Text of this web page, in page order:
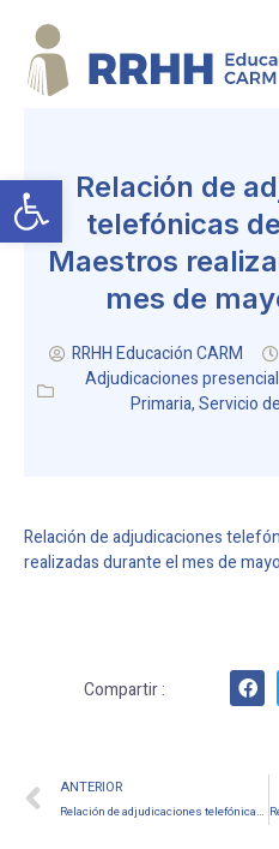
Abrir barra de
Relación de
telefónicas
Maestros
mes de
RRHH Educación CARM
Adjudicaciones
Primaria,Servicio
Relación de adjudicaciones
realizadas durante el mes de
Compartir :
ANTERIOR
Relación de adjudicaciones telefónicas del Cuerpo de Enseñanza Secundaria y otros realizadas durante el mes de mayo de 2025Este enlace se abrirá en una nueva ventana